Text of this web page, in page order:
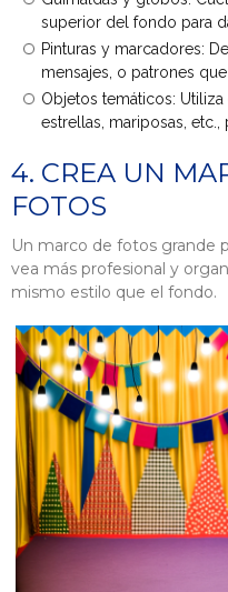
superior del fondo para
Pinturas y marcadores:
mensajes, o patrones
Objetos temáticos:
estrellas, mariposas,
4. CREA UN
FOTOS
Un marco de fotos grande
vea más profesional y
mismo estilo que el fondo.